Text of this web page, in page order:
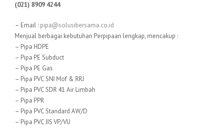
(021) 8909 4244
– Email : pipa@solusibersama.co.id
Menjual berbagai kebutuhan Perpipaan lengkap, mencakup :
– Pipa HDPE
– Pipa PE Subduct
– Pipa PE Gas
– Pipa PVC SNI Mof & RRJ
– Pipa PVC SDR 41 Air Limbah
– Pipa PPR
– Pipa PVC Standard AW/D
– Pipa PVC JIS VP/VU